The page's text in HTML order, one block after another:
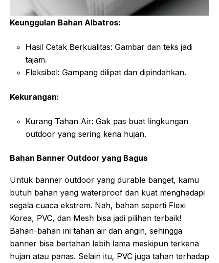
Keunggulan Bahan Albatros:
Hasil Cetak Berkualitas: Gambar dan teks jadi
tajam.
Fleksibel: Gampang dilipat dan dipindahkan.
Kekurangan:
Kurang Tahan Air: Gak pas buat lingkungan
outdoor yang sering kena hujan.
Bahan Banner Outdoor yang Bagus
Untuk banner outdoor yang durable banget, kamu
butuh bahan yang waterproof dan kuat menghadapi
segala cuaca ekstrem. Nah, bahan seperti Flexi
Korea, PVC, dan Mesh bisa jadi pilihan terbaik!
Bahan-bahan ini tahan air dan angin, sehingga
banner bisa bertahan lebih lama meskipun terkena
hujan atau panas. Selain itu, PVC juga tahan terhadap